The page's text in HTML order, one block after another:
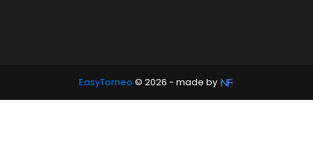
EasyTorneo © 2026 - made by